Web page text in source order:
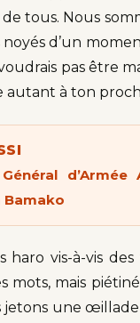
tous. Nous
d’un
pas être
autant à ton
Bamako
haro vis-à-vis
mots, mais
une œillade